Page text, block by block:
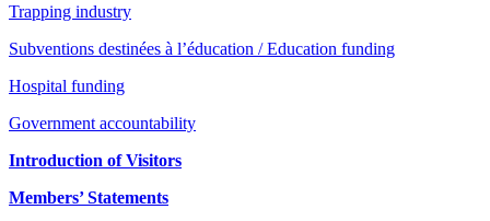
Trapping industry
Subventions destinées à l’éducation / Education funding
Hospital funding
Government accountability
Introduction of Visitors
Members’ Statements